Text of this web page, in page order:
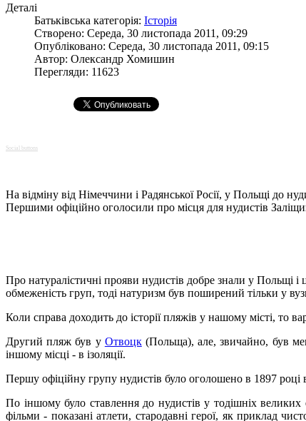
Деталі
Батьківська категорія: Історія
Створено: Середа, 30 листопада 2011, 09:29
Опубліковано: Середа, 30 листопада 2011, 09:15
Автор: Олександр Хомишин
Перегляди: 11623
Social buttons
На відміну від Німеччини і Радянської Росії, у Польщі до
Першими офіційно оголосили про місця для нудистів
Про натуралістичні прояви нудистів добре знали у Польщі
обмеженість груп, тоді натуризм був поширений тільки у
Коли справа доходить до історії пляжів у нашому місті, то
Другий пляж був у Отвоцк(Польща), але, звичайно, був
іншому місці - в ізоляції.
Першу офіційну групу нудистів було оголошено в 1897 році
По іншому було ставлення до нудистів у тодішніх великих
фільми - показані атлети, стародавні герої, як приклад